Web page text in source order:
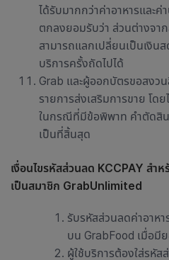
ได้รับมากกว่าค่าอาหารและค่
ตกลงยอมรับว่า ส่วนต่างจา
สามารถแลกเปลี่ยนเป็นเงิน
บริการครั้งถัดไปได้
Grab และผู้ออกบัตรขอสงว
รายการส่งเสริมการขาย โด
ในกรณีที่มีข้อพิพาท คำตัดสิ
เป็นที่สิ้นสุด
เงื่อนไขรหัสส่วนลด KCCPAY สำ
เป็นสมาชิก GrabUnlimited
รับรหัสส่วนลดค่าอาหา
บน GrabFood เมื่อมี
ผู้ใช้บริการต้องใส่รหัส